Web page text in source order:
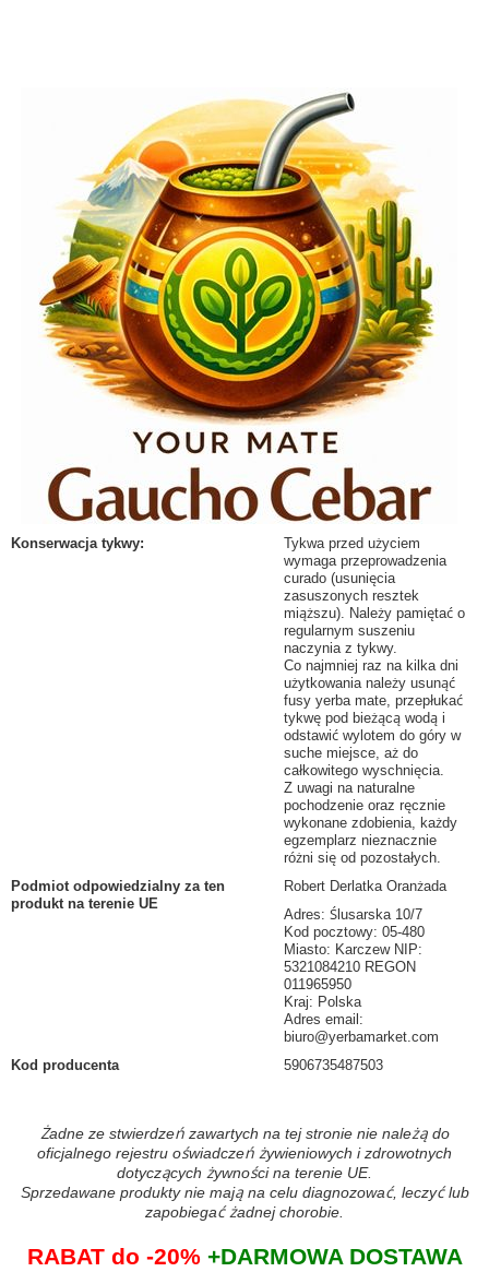
Konserwacja tykwy:
Tykwa przed użyciem
wymaga przeprowadzenia
curado (usunięcia
zasuszonych resztek
miąższu). Należy pamiętać o
regularnym suszeniu
naczynia z tykwy.
Co najmniej raz na kilka dni
użytkowania należy usunąć
fusy yerba mate, przepłukać
tykwę pod bieżącą wodą i
odstawić wylotem do góry w
suche miejsce, aż do
całkowitego wyschnięcia.
Z uwagi na naturalne
pochodzenie oraz ręcznie
wykonane zdobienia, każdy
egzemplarz nieznacznie
różni się od pozostałych.
Podmiot odpowiedzialny za ten
produkt na terenie UE
Robert Derlatka Oranżada
Adres: Ślusarska 10/7
Kod pocztowy: 05-480
Miasto: Karczew NIP:
5321084210 REGON
011965950
Kraj: Polska
Adres email:
biuro@yerbamarket.com
Kod producenta
5906735487503
Żadne ze stwierdzeń zawartych na tej stronie nie należą do
oficjalnego rejestru oświadczeń żywieniowych i zdrowotnych
dotyczących żywności na terenie UE.
Sprzedawane produkty nie mają na celu diagnozować, leczyć lub
zapobiegać żadnej chorobie.
RABAT do -20%+DARMOWA DOSTAWA